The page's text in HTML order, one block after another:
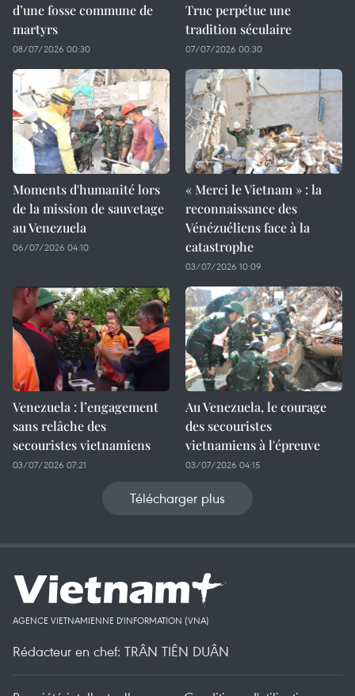
d’une fosse commune de
martyrs
08/07/2026 00:30
Truc perpétue une
tradition séculaire
07/07/2026 00:30
Moments d'humanité lors
de la mission de sauvetage
au Venezuela
06/07/2026 04:10
« Merci le Vietnam » : la
reconnaissance des
Vénézuéliens face à la
catastrophe
03/07/2026 10:09
Venezuela : l’engagement
sans relâche des
secouristes vietnamiens
03/07/2026 07:21
Au Venezuela, le courage
des secouristes
vietnamiens à l'épreuve
03/07/2026 04:15
Télécharger plus
AGENCE VIETNAMIENNE D'INFORMATION (VNA)
Rédacteur en chef: TRÂN TIÊN DUÂN